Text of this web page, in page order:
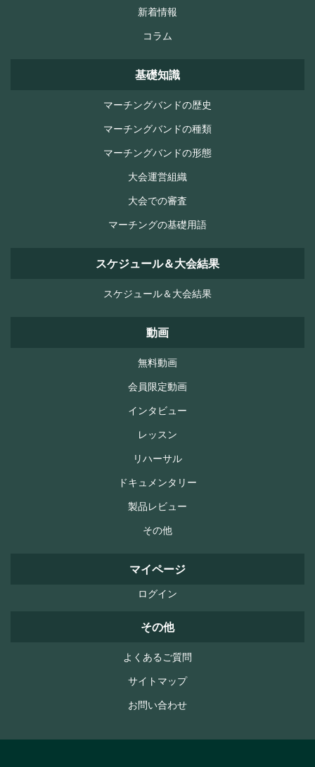
新着情報
コラム
基礎知識
マーチングバンドの歴史
マーチングバンドの種類
マーチングバンドの形態
大会運営組織
大会での審査
マーチングの基礎用語
スケジュール＆大会結果
スケジュール＆大会結果
動画
無料動画
会員限定動画
インタビュー
レッスン
リハーサル
ドキュメンタリー
製品レビュー
その他
マイページ
ログイン
その他
よくあるご質問
サイトマップ
お問い合わせ